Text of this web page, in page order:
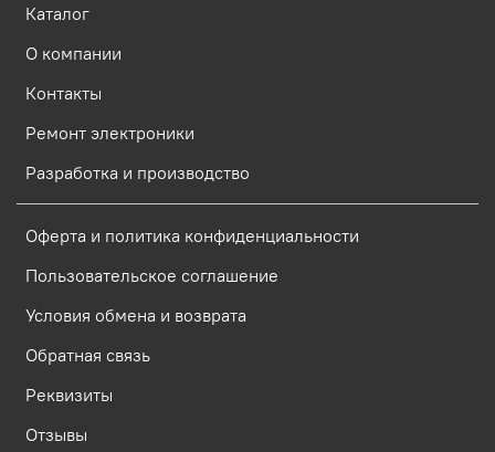
Каталог
О компании
Контакты
Ремонт электроники
Разработка и производство
Оферта и политика конфиденциальности
Пользовательское соглашение
Условия обмена и возврата
Обратная связь
Реквизиты
Отзывы